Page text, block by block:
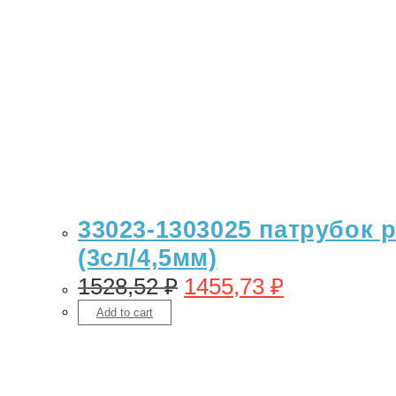
33023-1303025 патрубок
(3сл/4,5мм)
1528,52₽ 1455,73 ₽
Add to cart